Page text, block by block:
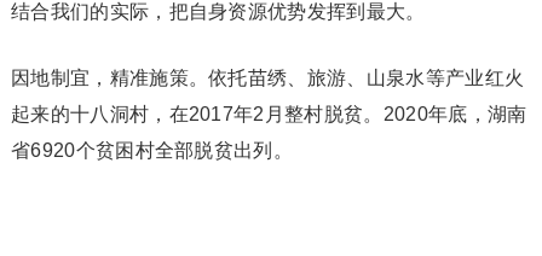
结合我们的实际，把自身资源优势发挥到最大。
因地制宜，精准施策。依托苗绣、旅游、山泉水等产业红火
起来的十八洞村，在2017年2月整村脱贫。2020年底，湖南
省6920个贫困村全部脱贫出列。